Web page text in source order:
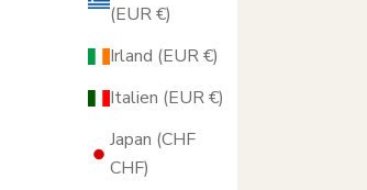
(EUR €)
Irland (EUR €)
Italien (EUR €)
Japan (CHF
CHF)